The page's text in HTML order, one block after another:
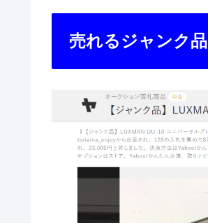
売れるジャンク品